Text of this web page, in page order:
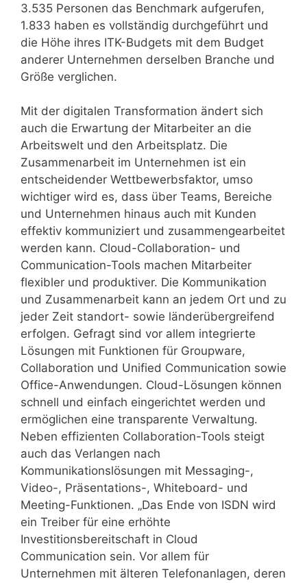
3.535 Personen das Benchmark aufgerufen,
1.833 haben es vollständig durchgeführt und
die Höhe ihres ITK-Budgets mit dem Budget
anderer Unternehmen derselben Branche und
Größe verglichen.
Mit der digitalen Transformation ändert sich
auch die Erwartung der Mitarbeiter an die
Arbeitswelt und den Arbeitsplatz. Die
Zusammenarbeit im Unternehmen ist ein
entscheidender Wettbewerbsfaktor, umso
wichtiger wird es, dass über Teams, Bereiche
und Unternehmen hinaus auch mit Kunden
effektiv kommuniziert und zusammengearbeitet
werden kann. Cloud-Collaboration- und
Communication-Tools machen Mitarbeiter
flexibler und produktiver. Die Kommunikation
und Zusammenarbeit kann an jedem Ort und zu
jeder Zeit standort- sowie länderübergreifend
erfolgen. Gefragt sind vor allem integrierte
Lösungen mit Funktionen für Groupware,
Collaboration und Unified Communication sowie
Office-Anwendungen. Cloud-Lösungen können
schnell und einfach eingerichtet werden und
ermöglichen eine transparente Verwaltung.
Neben effizienten Collaboration-Tools steigt
auch das Verlangen nach
Kommunikationslösungen mit Messaging-,
Video-, Präsentations-, Whiteboard- und
Meeting-Funktionen. „Das Ende von ISDN wird
ein Treiber für eine erhöhte
Investitionsbereitschaft in Cloud
Communication sein. Vor allem für
Unternehmen mit älteren Telefonanlagen, deren